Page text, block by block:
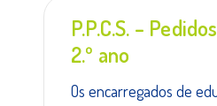
P.P.C.S. –
2.º ano
Os encarregados de